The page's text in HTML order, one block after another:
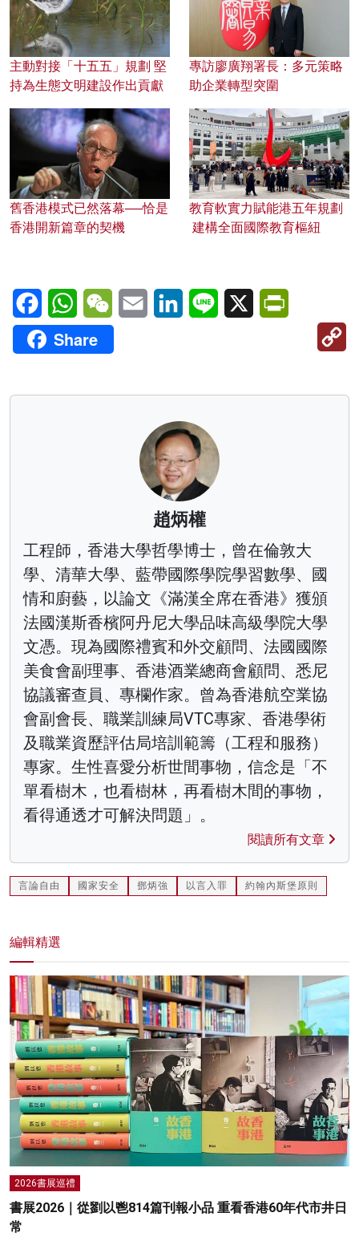
主動對接「十五五」規劃 堅
持為生態文明建設作出貢獻
專訪廖廣翔署長：多元策略
助企業轉型突圍
舊香港模式已然落幕──恰是
香港開新篇章的契機
教育軟實力賦能港五年規劃
建構全面國際教育樞紐
FacebookWhatsAppWeChatEmail LinkedInLine X
Share
趙炳權
工程師，香港大學哲學博士，曾在倫敦大
學、清華大學、藍帶國際學院學習數學、國
情和廚藝，以論文《滿漢全席在香港》獲頒
法國漢斯香檳阿丹尼大學品味高級學院大學
文憑。現為國際禮賓和外交顧問、法國國際
美食會副理事、香港酒業總商會顧問、悉尼
協議審查員、專欄作家。曾為香港航空業協
會副會長、職業訓練局VTC專家、香港學術
及職業資歷評估局培訓範籌（工程和服務）
專家。生性喜愛分析世間事物，信念是「不
單看樹木，也看樹林，再看樹木間的事物，
看得通透才可解決問題」。
閱讀所有文章
言論自由 國家安全 鄧炳強 以言入罪 約翰內斯堡原則
編輯精選
2026書展巡禮
書展2026｜從劉以鬯814篇刊報小品 重看香港60年代市井日
常